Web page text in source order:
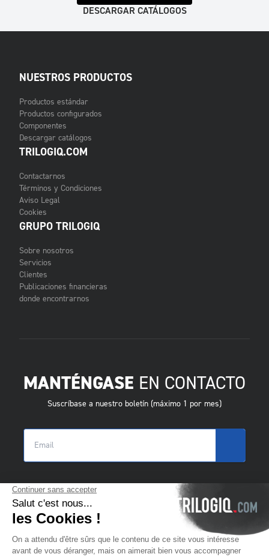
DESCARGAR CATÁLOGOS
NUESTROS PRODUCTOS
Productos estándar
Productos configurados
Componentes
Descargar catálogos
TRILOGIQ.COM
Contactarnos
Términos y Condiciones
Aviso Legal
Cookies
GRUPO TRILOGIQ
Sobre nosotros
Servicios
Clientes
Publicaciones financieras
donde encontrarnos
MANTÉNGASE EN CONTACTO
Suscríbase a nuestro boletín (máximo 1 por mes)